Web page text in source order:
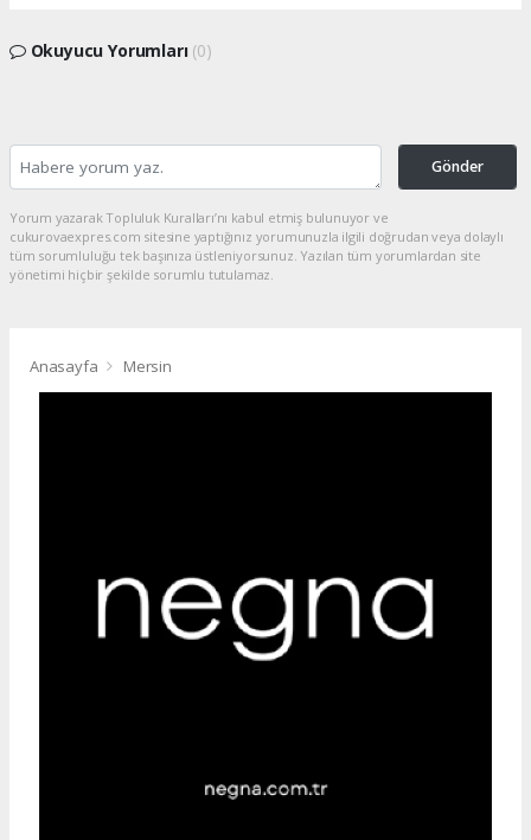
Okuyucu Yorumları (0)
Gönder
Yorum yazarak Topluluk Kuralları’nı kabul etmiş bulunuyor ve
cukurovaexpres.com sitesine yaptığınız yorumunuzla ilgili doğrudan veya dolaylı
tüm sorumluluğu tek başınıza üstleniyorsunuz. Yazılan tüm yorumlardan site
yönetimi hiçbir şekilde sorumlu tutulamaz.
Anasayfa Mersin